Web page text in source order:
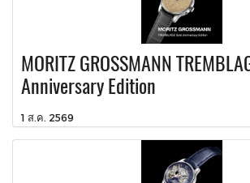
MORITZ GROSSMANN
Anniversary Edition
1 ส.ค. 2569